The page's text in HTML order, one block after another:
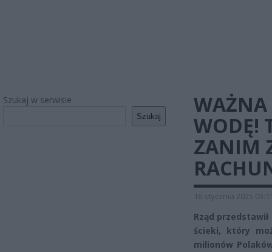
Szukaj w serwisie
Szukaj
WODĘ!
ZANIM
16 stycznia 2025
Rząd
ścieki, który
milionów